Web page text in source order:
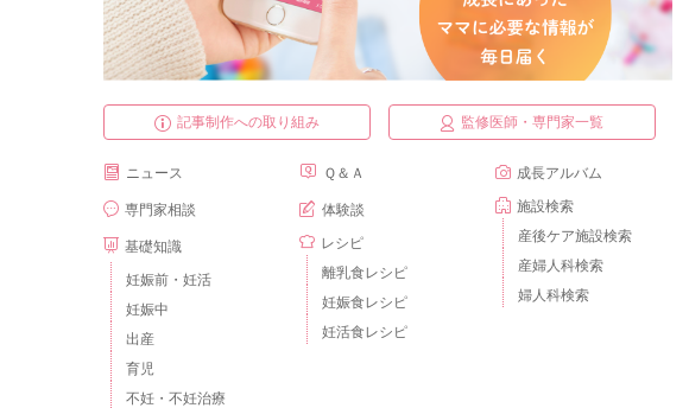
記事制作への取り組み 監修医師・専門家一覧
ニュース
専門家相談
基礎知識
妊娠前・妊活
妊娠中
出産
育児
不妊・不妊治療
Ｑ＆Ａ
体験談
レシピ
離乳食レシピ
妊娠食レシピ
妊活食レシピ
成長アルバム
施設検索
産後ケア施設検索
産婦人科検索
婦人科検索